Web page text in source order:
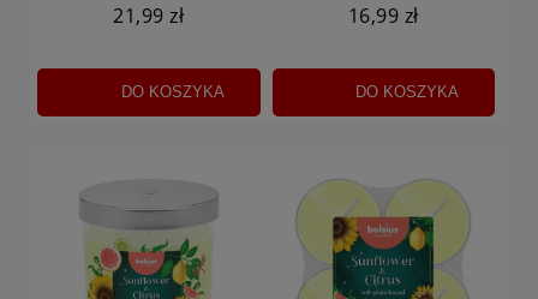
21,99 zł
DO KOSZYKA
16,99 zł
DO KOSZYKA